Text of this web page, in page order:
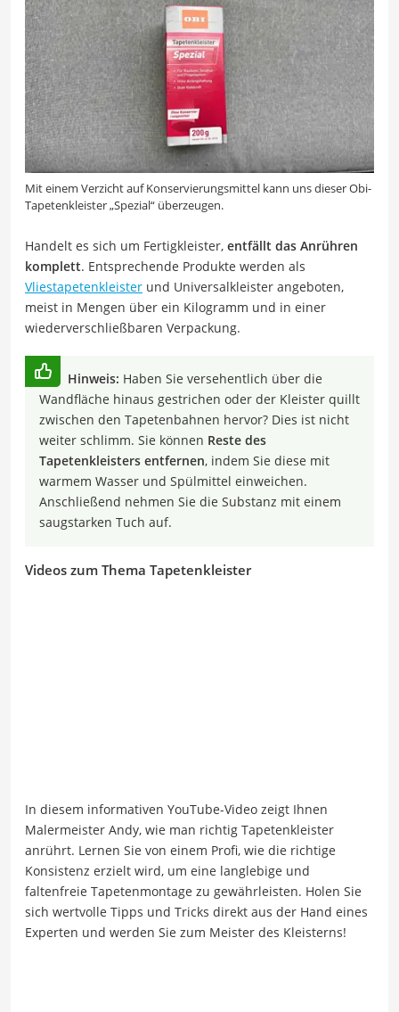
Mit einem Verzicht auf Konservierungsmittel kann uns dieser Obi-
Tapetenkleister „Spezial“ überzeugen.
Handelt es sich um Fertigkleister, entfällt das Anrühren
komplett. Entsprechende Produkte werden als
Vliestapetenkleister und Universalkleister angeboten,
meist in Mengen über ein Kilogramm und in einer
wiederverschließbaren Verpackung.
Hinweis: Haben Sie versehentlich über die
Wandfläche hinaus gestrichen oder der Kleister quillt
zwischen den Tapetenbahnen hervor? Dies ist nicht
weiter schlimm. Sie können Reste des
Tapetenkleisters entfernen, indem Sie diese mit
warmem Wasser und Spülmittel einweichen.
Anschließend nehmen Sie die Substanz mit einem
saugstarken Tuch auf.
Videos zum Thema Tapetenkleister
In diesem informativen YouTube-Video zeigt Ihnen
Malermeister Andy, wie man richtig Tapetenkleister
anrührt. Lernen Sie von einem Profi, wie die richtige
Konsistenz erzielt wird, um eine langlebige und
faltenfreie Tapetenmontage zu gewährleisten. Holen Sie
sich wertvolle Tipps und Tricks direkt aus der Hand eines
Experten und werden Sie zum Meister des Kleisterns!